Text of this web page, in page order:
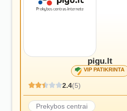
pigu.lt
VIP PATIKRINTA
2.4(5)
Prekybos centrai